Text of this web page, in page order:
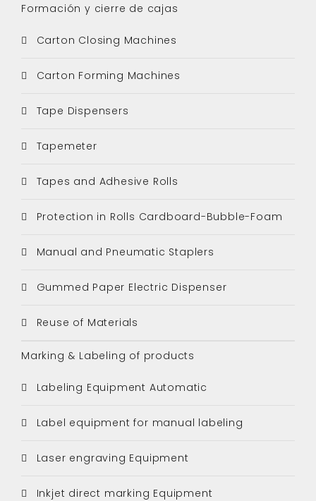
Formación y cierre de cajas
Carton Closing Machines
Carton Forming Machines
Tape Dispensers
Tapemeter
Tapes and Adhesive Rolls
Protection in Rolls Cardboard-Bubble-Foam
Manual and Pneumatic Staplers
Gummed Paper Electric Dispenser
Reuse of Materials
Marking & Labeling of products
Labeling Equipment Automatic
Label equipment for manual labeling
Laser engraving Equipment
Inkjet direct marking Equipment